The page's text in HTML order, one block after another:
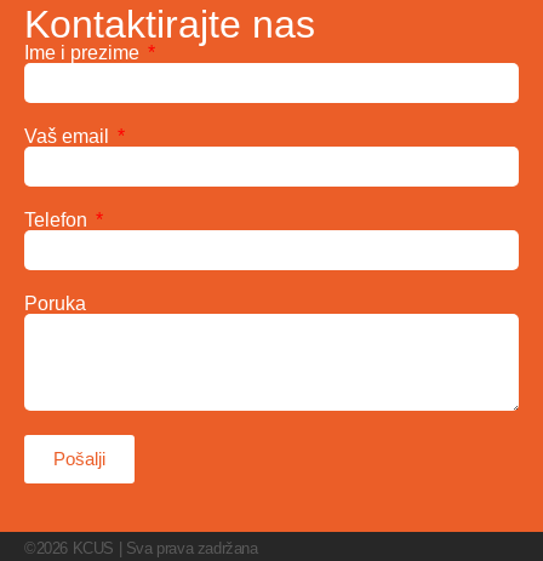
Kontaktirajte nas
Ime i prezime
Vaš email
Telefon
Poruka
Pošalji
©2026 KCUS | Sva prava zadržana